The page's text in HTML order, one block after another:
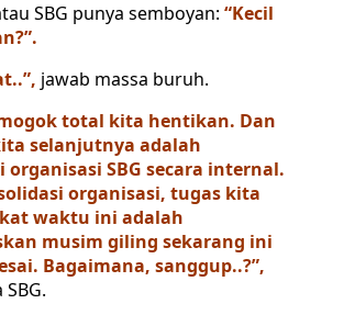
SBG punya semboyan: “Kecil
jawab massa buruh.
total kita hentikan. Dan
selanjutnya adalah
organisasi SBG secara internal.
organisasi, tugas kita
waktu ini adalah
musim giling sekarang ini
Bagaimana, sanggup..?”,